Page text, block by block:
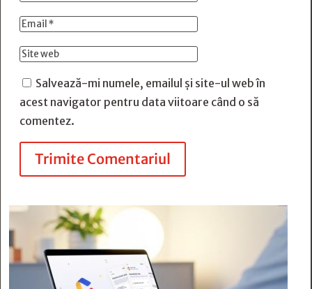
Salvează-mi numele, emailul și site-ul web în
acest navigator pentru data viitoare când o să
comentez.
Trimite Comentariul